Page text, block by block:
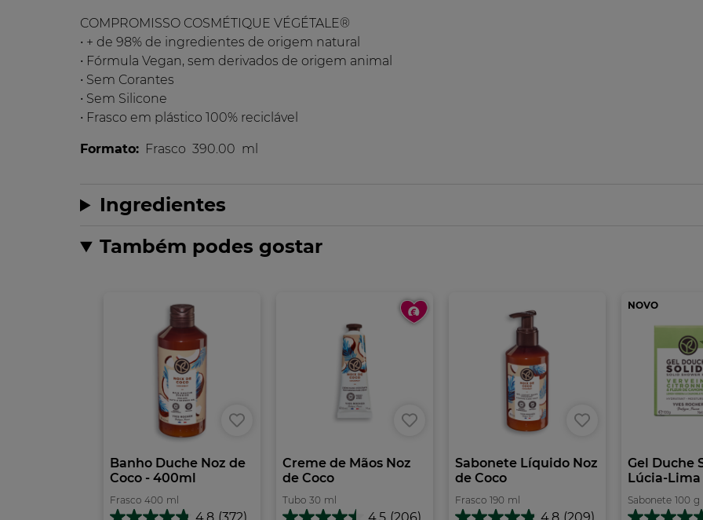
COMPROMISSO COSMÉTIQUE VÉGÉTALE®
• + de 98% de ingredientes de origem natural
• Fórmula Vegan, sem derivados de origem animal
• Sem Corantes
• Sem Silicone
• Frasco em plástico 100% reciclável
Formato: Frasco 390.00 ml
Ingredientes
Também podes gostar
Banho Duche Noz de
Coco - 400ml
Frasco 400 ml
Creme de Mãos Noz
de Coco
Tubo 30 ml
Sabonete Líquido Noz
de Coco
Frasco 190 ml
NOVO
Gel Duche
Lúcia-Lima
Sabonete 100 g